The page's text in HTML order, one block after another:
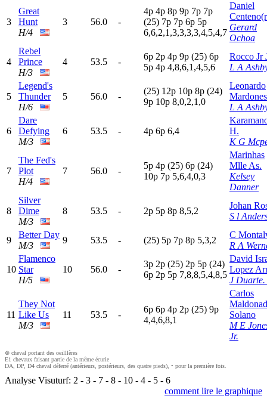
3
Great
Hunt
H/4
3 56.0 -
4p 4p 8p 9p 7p 7p
(25) 7p 7p 6p 5p
6,6,2,1,3,3,3,3,4,5,4,7
Daniel
Gerard
Ochoa
4
Rebel
Prince
H/3
4 53.5 -
6p 2p 4p 9p (25) 6p
5p 4p 4,8,6,1,4,5,6
Rocco Jr
L A
5
Legend's
Thunder
H/6
5 56.0 -
(25) 12p 10p 8p (24)
9p 10p 8,0,2,1,0
Leonardo
Mardones
L A
6
Dare
Defying
M/3
6 53.5 - 4p 6p 6,4
H.
K G
7
The Fed's
Plot
H/4
7 56.0 -
5p 4p (25) 6p (24)
10p 7p 5,6,4,0,3
Marinhas
Mlle As.
Kelsey
Danner
8
Silver
Dime
M/3
8 53.5 - 2p 5p 8p 8,5,2
Johan
S l
9
Better Day
M/3
9 53.5 - (25) 5p 7p 8p 5,3,2
C
R A
10
Flamenco
Star
H/5
10 56.0 -
3p 2p (25) 2p 5p (24)
6p 2p 5p 7,8,8,5,4,8,5
David
Lopez
J Duarte.
11
They Not
Like Us
M/3
11 53.5 -
6p 6p 4p 2p (25) 9p
4,4,6,8,1
Carlos
Solano
M E
Jr.
⊗ cheval portant des oeilllères
E1 chevaux faisant partie de la même écurie
DA, DP, D4 cheval déferré (antérieurs, postérieurs, des quatre pieds), • pour la première fois.
Analyse Visuturf: 2 - 3 - 7 - 8 - 10 - 4 - 5 - 6
comment lire le graphique